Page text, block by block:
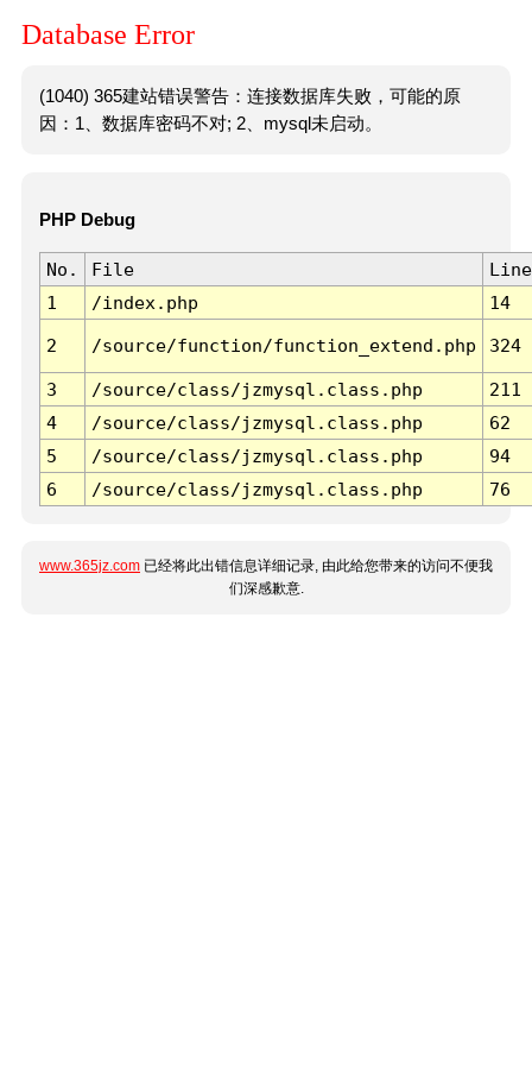
Database Error
(1040) 365建站错误警告：连接数据库失败，可能的原
因：1、数据库密码不对; 2、mysql未启动。
PHP Debug
No. File
Line
1
/index.php 14
2 /source/function/function_extend.php 324
3 /source/class/jzmysql.class.php
211
4
/source/class/jzmysql.class.php
62
5
/source/class/jzmysql.class.php
94
6
/source/class/jzmysql.class.php 76
www.365jz.com 已经将此出错信息详细记录, 由此给您带来的访问不便我
们深感歉意.